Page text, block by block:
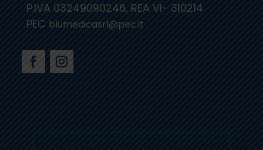
P.IVA 03249090246, REA VI- 310214
PEC blumedicasrl@pec.it